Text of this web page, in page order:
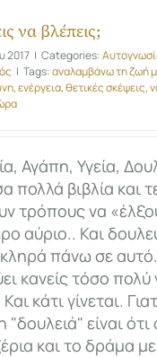
να βλέπεις;
2017 | Categories:
| Tags:αναλαμβάνω τη ζωή
,ενέργεια,θετικές σκέψεις,
Αγάπη, Υγεία,
πολλά βιβλία και
τρόπους να
αύριο.. Και
πάνω σε
κανείς τόσο πολύ
κάτι γίνεται.
"δουλειά" είναι
και το δράμα